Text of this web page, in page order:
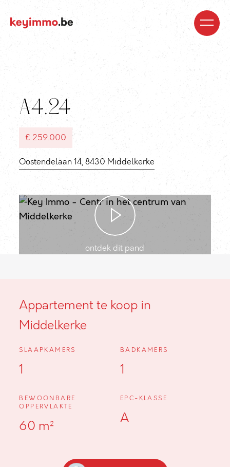
A4.24
€ 259.000
Oostendelaan 14, 8430 Middelkerke
ontdek dit pand
Appartement te koop in
Middelkerke
SLAAPKAMERS
1
BADKAMERS
1
BEWOONBARE
OPPERVLAKTE
60 m²
EPC-KLASSE
A